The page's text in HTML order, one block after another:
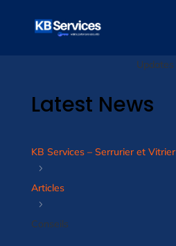
Updates
Latest News
KB Services – Serrurier et Vitrier
5
Articles
5
Conseils